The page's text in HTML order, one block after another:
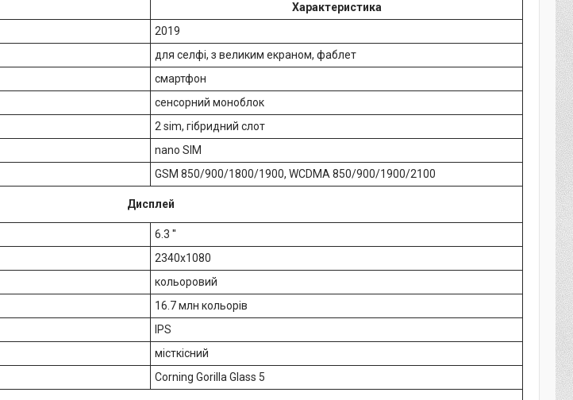
Характеристика
2019
для селфі, з великим екраном, фаблет
смартфон
сенсорний моноблок
2 sim, гібридний слот
nano SIM
GSM 850/900/1800/1900, WCDMA 850/900/1900/2100
Дисплей
6.3 ''
2340x1080
кольоровий
16.7 млн кольорів
IPS
місткісний
Corning Gorilla Glass 5